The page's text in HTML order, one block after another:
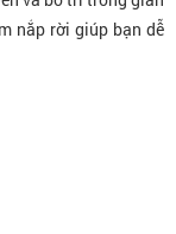
nắp rời giúp bạn dễ